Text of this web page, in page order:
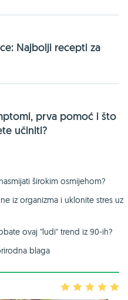
Najbolji recepti za
prva pomoć i što
učiniti?
širokim osmijehom?
iz organizma i uklonite stres uz
ovaj ''ludi'' trend iz 90-ih?
blaga
2 3 4